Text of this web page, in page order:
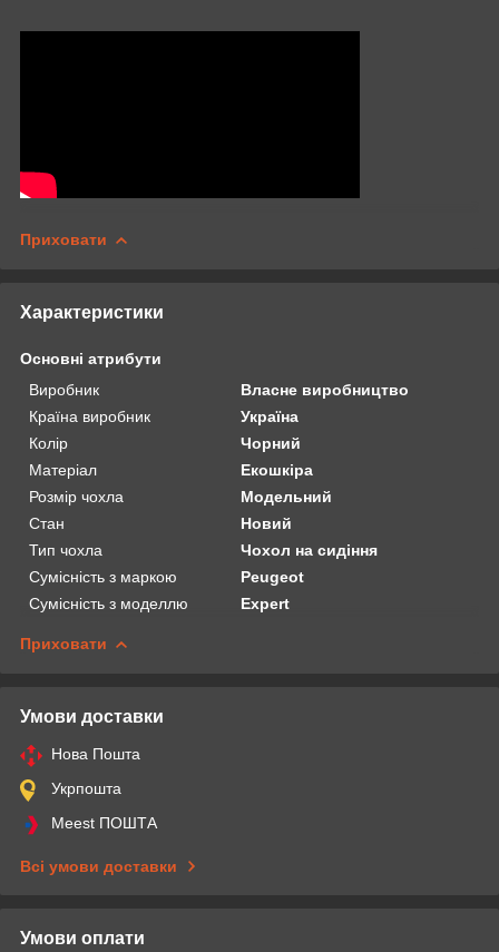
Приховати
Характеристики
Основні атрибути
Виробник
Власне виробництво
Країна виробник
Україна
Колір
Чорний
Матеріал
Екошкіра
Розмір чохла
Модельний
Стан
Новий
Тип чохла
Чохол на сидіння
Сумісність з маркою
Peugeot
Сумісність з моделлю
Expert
Приховати
Умови доставки
Нова Пошта
Укрпошта
Meest ПОШТА
Всі умови доставки
Умови оплати